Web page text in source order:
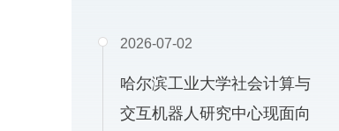
2026-07-02
哈尔滨工业大学社会计算与
交互机器人研究中心现面向